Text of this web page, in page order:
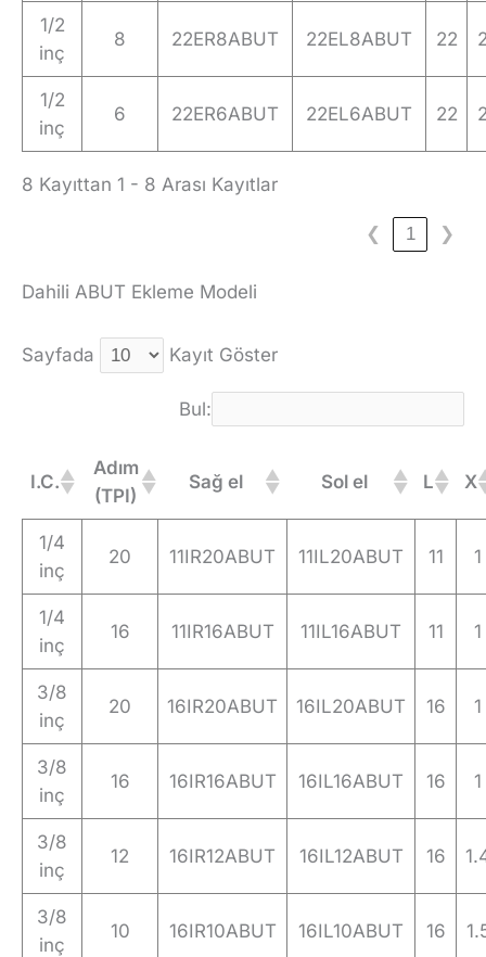
1/2
inç
8 22ER8ABUT 22EL8ABUT 22
1/2
inç
6 22ER6ABUT 22EL6ABUT 22
8 Kayıttan 1 - 8 Arası Kayıtlar
❮ 1 ❯
Dahili ABUT Ekleme Modeli
Sayfada Kayıt Göster
Bul:
I.C.
Adım
(TPI)
Sağ el Sol el L X
1/4
inç
20 11IR20ABUT 11IL20ABUT 11 1
1/4
inç
16 11IR16ABUT 11IL16ABUT 11 1
3/8
inç
20 16IR20ABUT 16IL20ABUT 16 1
3/8
inç
16 16IR16ABUT 16IL16ABUT 16 1
3/8
inç
12 16IR12ABUT 16IL12ABUT 16
3/8
inç
10 16IR10ABUT 16IL10ABUT 16